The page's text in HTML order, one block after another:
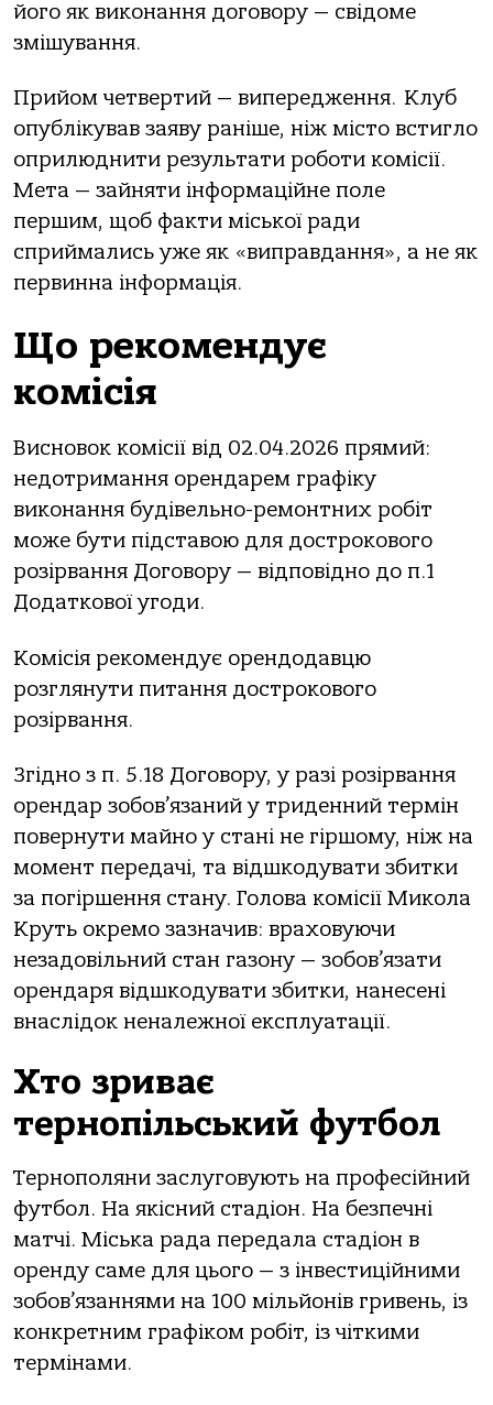
його як виконання договору — свідоме
змішування.
Прийом четвертий — випередження. Клуб
опублікував заяву раніше, ніж місто встигло
оприлюднити результати роботи комісії.
Мета — зайняти інформаційне поле
першим, щоб факти міської ради
сприймались уже як «виправдання», а не як
первинна інформація.
Що рекомендує
комісія
Висновок комісії від 02.04.2026 прямий:
недотримання орендарем графіку
виконання будівельно-ремонтних робіт
може бути підставою для дострокового
розірвання Договору — відповідно до п.1
Додаткової угоди.
Комісія рекомендує орендодавцю
розглянути питання дострокового
розірвання.
Згідно з п. 5.18 Договору, у разі розірвання
орендар зобов’язаний у триденний термін
повернути майно у стані не гіршому, ніж на
момент передачі, та відшкодувати збитки
за погіршення стану. Голова комісії Микола
Круть окремо зазначив: враховуючи
незадовільний стан газону — зобов’язати
орендаря відшкодувати збитки, нанесені
внаслідок неналежної експлуатації.
Хто зриває
тернопільський футбол
Тернополяни заслуговують на професійний
футбол. На якісний стадіон. На безпечні
матчі. Міська рада передала стадіон в
оренду саме для цього — з інвестиційними
зобов’язаннями на 100 мільйонів гривень, із
конкретним графіком робіт, із чіткими
термінами.